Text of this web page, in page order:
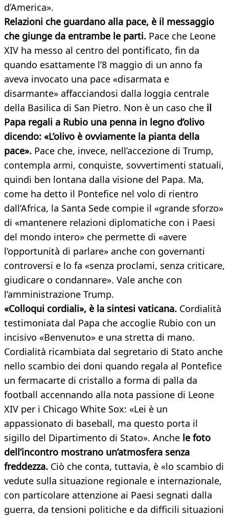
d’America».
Relazioni che guardano alla pace, è il messaggio
che giunge da entrambe le parti. Pace che Leone
XIV ha messo al centro del pontificato, fin da
quando esattamente l’8 maggio di un anno fa
aveva invocato una pace «disarmata e
disarmante» affacciandosi dalla loggia centrale
della Basilica di San Pietro. Non è un caso che il
Papa regali a Rubio una penna in legno d’olivo
dicendo: «L’olivo è ovviamente la pianta della
pace». Pace che, invece, nell’accezione di Trump,
contempla armi, conquiste, sovvertimenti statuali,
quindi ben lontana dalla visione del Papa. Ma,
come ha detto il Pontefice nel volo di rientro
dall’Africa, la Santa Sede compie il «grande sforzo»
di «mantenere relazioni diplomatiche con i Paesi
del mondo intero» che permette di «avere
l’opportunità di parlare» anche con governanti
controversi e lo fa «senza proclami, senza criticare,
giudicare o condannare». Vale anche con
l’amministrazione Trump.
«Colloqui cordiali», è la sintesi vaticana. Cordialità
testimoniata dal Papa che accoglie Rubio con un
incisivo «Benvenuto» e una stretta di mano.
Cordialità ricambiata dal segretario di Stato anche
nello scambio dei doni quando regala al Pontefice
un fermacarte di cristallo a forma di palla da
football accennando alla nota passione di Leone
XIV per i Chicago White Sox: «Lei è un
appassionato di baseball, ma questo porta il
sigillo del Dipartimento di Stato». Anche le foto
dell’incontro mostrano un’atmosfera senza
freddezza. Ciò che conta, tuttavia, è «lo scambio di
vedute sulla situazione regionale e internazionale,
con particolare attenzione ai Paesi segnati dalla
guerra, da tensioni politiche e da difficili situazioni